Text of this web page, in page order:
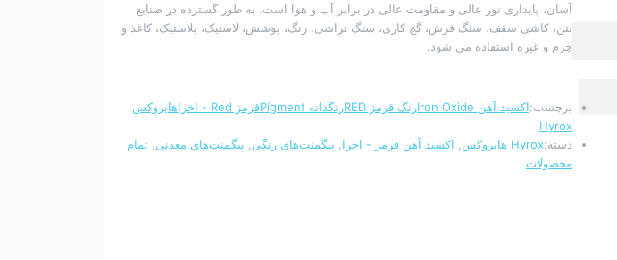
آسان، پایداری نور عالی و مقاومت عالی در برابر آب و هوا است. به طور گسترده در صنایع
بتن، کاشی سقف، سنگ فرش، گچ کاری، سنگ تراشی، رنگ، پوشش، لاستیک، پلاستیک، کاغذ و
چرم و غیره استفاده می شود.
برچسب:اکسید آهن Iron Oxide رنگ قرمز RED رنگدانه Pigment قرمز Red - اخرا
هایروکس
Hyrox
دسته:Hyrox هایروکس اکسید آهن قرمز - اخرا پیگمنت‌های رنگی پیگمنت‌های معدنی تمام
محصولات